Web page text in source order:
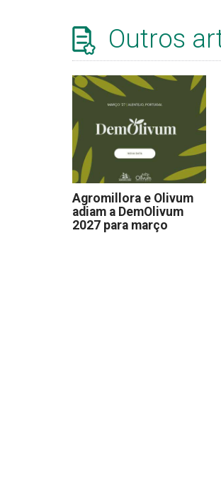
Outros
Agromillora e Olivum
adiam a DemOlivum
2027 para março